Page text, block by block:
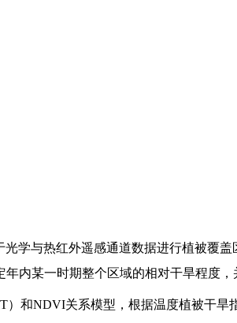
光学与热红外遥感通道数据进行植被
内某一时期整个区域的相对干旱程度，
和NDVI关系模型，根据温度植被干